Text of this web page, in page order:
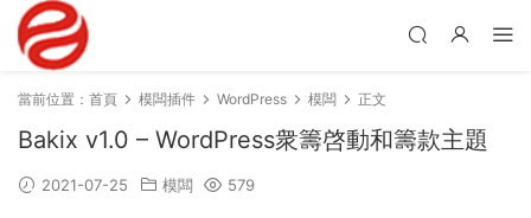
當前位置： 首頁 模闆插件 WordPress 模闆 正文
Bakix v1.0 – WordPress衆籌啓動和籌款主題
2021-07-25 模闆 579